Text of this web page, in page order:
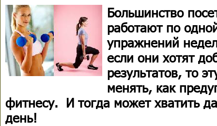
Большинство
работают по
упражнений
если они хотят
результатов, то
менять, как
фитнесу. И тогда может хватить
день!